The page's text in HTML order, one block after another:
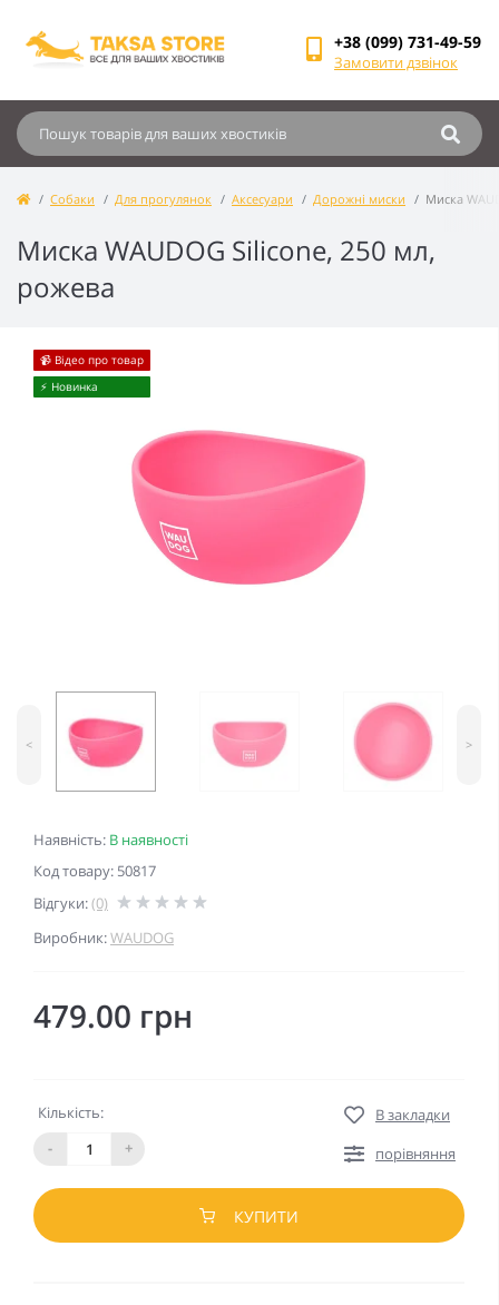
+38 (099) 731-49-59
Замовити дзвінок
Собаки Для прогулянок Аксесуари Дорожні миски Миска
Миска WAUDOG Silicone, 250 мл,
рожева
Наявність: В наявності
Код товару: 50817
Відгуки:(0)
Виробник:WAUDOG
📹 Відео про товар
⚡️ Новинка
< >
479.00 грн
Кількість:
-
+
В закладки
порівняння
КУПИТИ